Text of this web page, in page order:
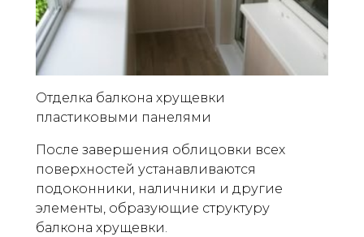
Отделка балкона хрущевки
пластиковыми панелями
После завершения облицовки всех
поверхностей устанавливаются
подоконники, наличники и другие
элементы, образующие структуру
балкона хрущевки.